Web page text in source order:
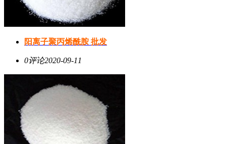
阳离子聚丙烯酰胺 批发
0评论2020-09-11